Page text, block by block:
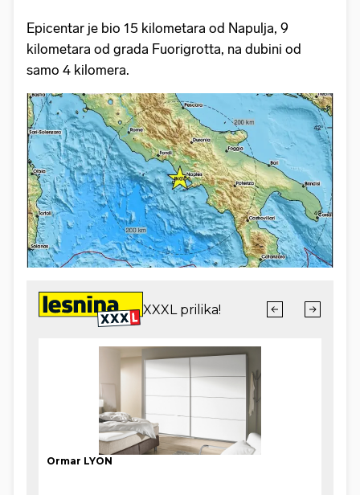
Epicentar je bio 15 kilometara od Napulja, 9
kilometara od grada Fuorigrotta, na dubini od
samo 4 kilomera.